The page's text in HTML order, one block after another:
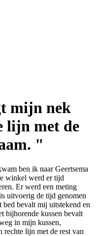
mijn nek
lijn met de
"
ben ik naar Geertsema
winkel werd er tijd
Er werd een meting
uitvoerig de tijd genomen
bed bevalt mij uitstekend en
bijhorende kussen bevalt
in mijn kussen,
lijn met de rest van